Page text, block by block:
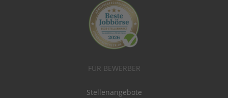
FÜR BEWERBER
Stellenangebote